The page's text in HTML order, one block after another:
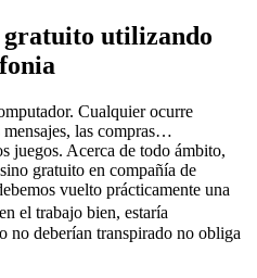
gratuito utilizando
Cualquier ocurre
mensajes, las compras…
juegos. Acerca de todo ámbito,
gratuito en compañía de
vuelto prácticamente una
el trabajo bien, estaría
no deberían transpirado no obliga